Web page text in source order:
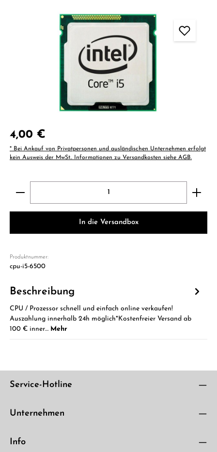
Bildergalerie überspringen
Regulärer Preis:
4,00 €
* Bei Ankauf von Privatpersonen und ausländischen Unternehmen erfolgt
kein Ausweis der MwSt.. Informationen zu Versandkosten siehe AGB.
Produkt Anzahl: Gib den gewünschten Wert ein
In die Versandbox
Produktnummer:
cpu-i5-6500
Beschreibung
CPU / Prozessor schnell und einfach online verkaufen!
Auszahlung innerhalb 24h möglich*Kostenfreier Versand ab
100 € inner… Mehr
Service-Hotline
Unternehmen
Info